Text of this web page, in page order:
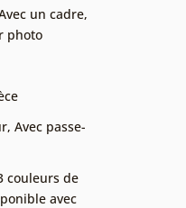
un cadre,
photo
, Avec passe-
couleurs de
avec